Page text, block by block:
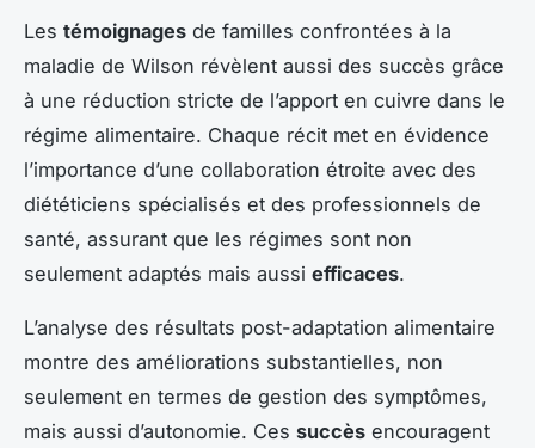
Les témoignages de familles confrontées à la
maladie de Wilson révèlent aussi des succès grâce
à une réduction stricte de l’apport en cuivre dans le
régime alimentaire. Chaque récit met en évidence
l’importance d’une collaboration étroite avec des
diététiciens spécialisés et des professionnels de
santé, assurant que les régimes sont non
seulement adaptés mais aussi efficaces.
L’analyse des résultats post-adaptation alimentaire
montre des améliorations substantielles, non
seulement en termes de gestion des symptômes,
mais aussi d’autonomie. Ces succès encouragent